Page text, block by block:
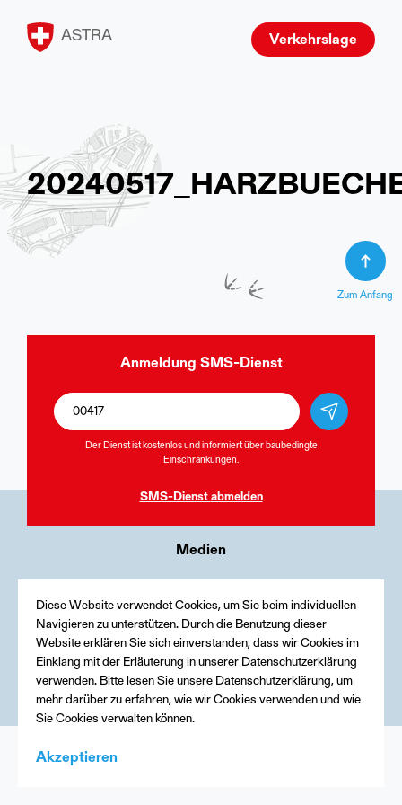
ASTRA Verkehrslage
Zum Anfang
Anmeldung SMS-Dienst
Der Dienst ist kostenlos und informiert über baubedingte
Einschränkungen.
SMS-Dienst abmelden
Medien
Impressum
Diese Website verwendet Cookies, um Sie beim individuellen
Navigieren zu unterstützen. Durch die Benutzung dieser
Website erklären Sie sich einverstanden, dass wir Cookies im
Einklang mit der Erläuterung in unserer Datenschutzerklärung
verwenden. Bitte lesen Sie unsere Datenschutzerklärung, um
mehr darüber zu erfahren, wie wir Cookies verwenden und wie
Sie Cookies verwalten können.
Akzeptieren